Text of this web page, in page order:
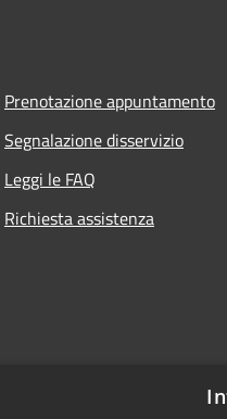
Prenotazione appuntamento
Segnalazione disservizio
Leggi le FAQ
Richiesta assistenza